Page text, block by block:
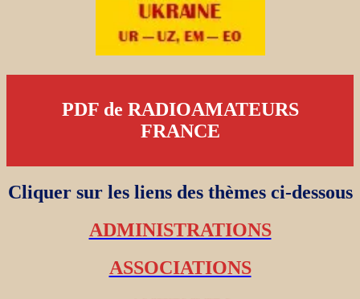
PDF de RADIOAMATEURS
FRANCE
Cliquer sur les liens des thèmes ci-dessous
ADMINISTRATIONS
ASSOCIATIONS